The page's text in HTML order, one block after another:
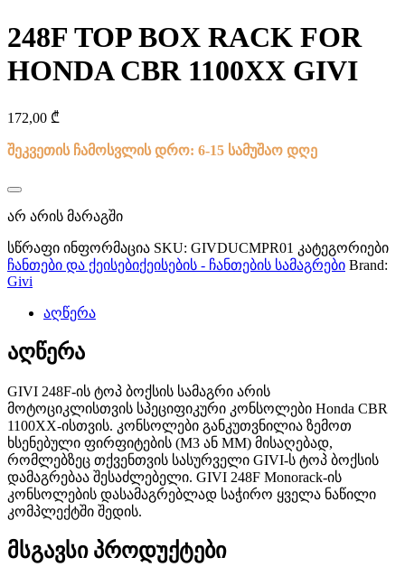
248F TOP BOX RACK FOR
HONDA CBR 1100XX GIVI
172,00 ₾
შეკვეთის ჩამოსვლის დრო: 6-15 სამუშაო დღე
არ არის მარაგში
სწრაფი ინფორმაცია SKU: GIVDUCMPR01 კატეგორიები
ჩანთები და ქეისებიქეისების - ჩანთების სამაგრები Brand:
Givi
აღწერა
აღწერა
GIVI 248F-ის ტოპ ბოქსის სამაგრი არის
მოტოციკლისთვის სპეციფიკური კონსოლები Honda CBR
1100XX-ისთვის. კონსოლები განკუთვნილია ზემოთ
ხსენებული ფირფიტების (M3 ან MM) მისაღებად,
რომლებზეც თქვენთვის სასურველი GIVI-ს ტოპ ბოქსის
დამაგრებაა შესაძლებელი. GIVI 248F Monorack-ის
კონსოლების დასამაგრებლად საჭირო ყველა ნაწილი
კომპლექტში შედის.
მსგავსი პროდუქტები